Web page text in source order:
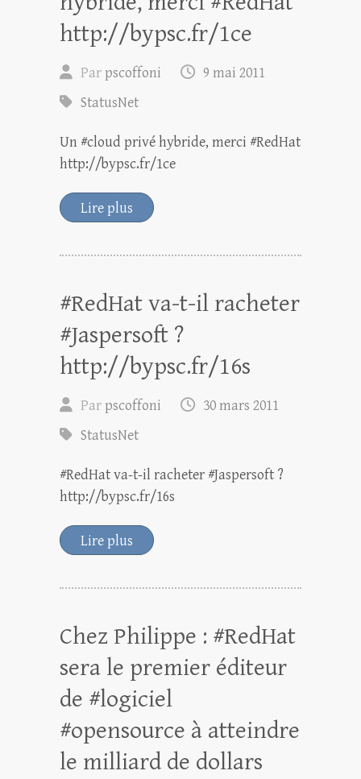
http://bypsc.fr/1ce
Par pscoffoni
9 mai 2011
StatusNet
Un #cloud privé hybride, merci #RedHat
http://bypsc.fr/1ce
Lire plus
#RedHat va-t-il racheter
#Jaspersoft ?
http://bypsc.fr/16s
Par pscoffoni
30 mars 2011
StatusNet
#RedHat va-t-il racheter #Jaspersoft ?
http://bypsc.fr/16s
Lire plus
Chez Philippe : #RedHat
sera le premier éditeur
de #logiciel
#opensource à atteindre
le milliard de dollars